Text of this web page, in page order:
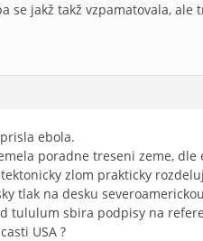
jakž takž vzpamatovala, ale
ebola.
poradne treseni zeme, dle
zlom prakticky
tlak na desku
tululum sbira podpisy na
USA ?